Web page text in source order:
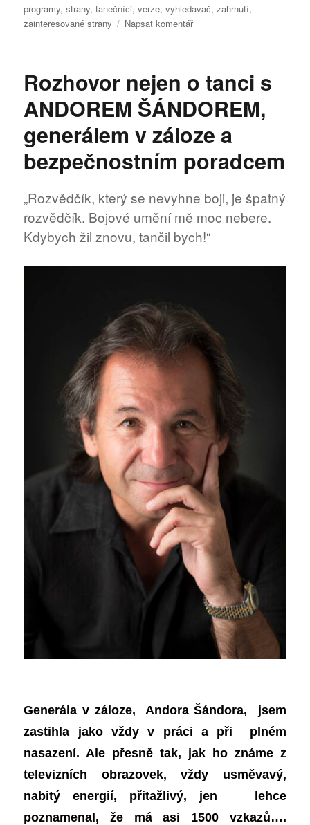
programy,strany,tanečníci,verze,vyhledavač,zahrnutí,
zainteresované strany
Napsat komentářpro
Jak
na
finance?
Rozhovor nejen o tanci s
ANDOREM ŠÁNDOREM,
generálem v záloze a
bezpečnostním poradcem
„Rozvědčík, který se nevyhne boji, je špatný
rozvědčík. Bojové umění mě moc nebere.
Kdybych žil znovu, tančil bych!“
Generála v záloze, Andora Šándora, jsem
zastihla jako vždy v práci a při plném
nasazení. Ale přesně tak, jak ho známe z
televizních obrazovek, vždy usměvavý,
nabitý energií, přitažlivý, jen lehce
poznamenal, že má asi 1500 vzkazů….